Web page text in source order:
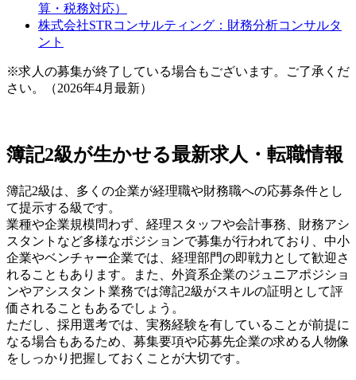
算・税務対応）
株式会社STRコンサルティング：財務分析コンサルタ
ント
※求人の募集が終了している場合もございます。ご了承くだ
さい。（2026年4月最新）
簿記2級が生かせる最新求人・転職情報
簿記2級は、多くの企業が経理職や財務職への応募条件とし
て提示する級です。
業種や企業規模問わず、経理スタッフや会計事務、財務アシ
スタントなど多様なポジションで募集が行われており、中小
企業やベンチャー企業では、経理部門の即戦力として歓迎さ
れることもあります。また、外資系企業のジュニアポジショ
ンやアシスタント業務では簿記2級がスキルの証明として評
価されることもあるでしょう。
ただし、採用選考では、実務経験を有していることが前提に
なる場合もあるため、募集要項や応募先企業の求める人物像
をしっかり把握しておくことが大切です。